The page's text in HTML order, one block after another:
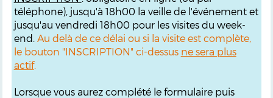
téléphone), jusqu'à 18h00 la veille de l'événement et
jusqu'au vendredi 18h00 pour les visites du week-
end. Au delà de ce délai ou si la visite est complète,
le bouton "INSCRIPTION" ci-dessus ne sera plus
actif.
Lorsque vous aurez complété le formulaire puis